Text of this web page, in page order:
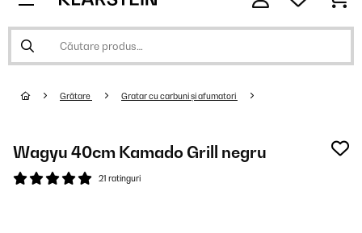
Grătare Gratar cu carbuni și afumatori
Wagyu 40cm Kamado Grill negru
21 ratinguri